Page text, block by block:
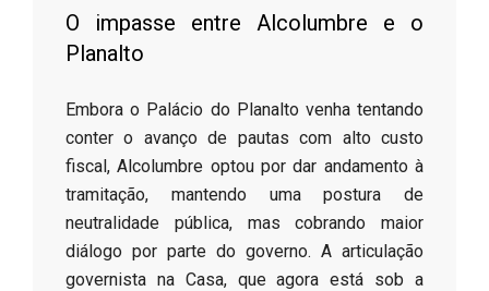
​O impasse entre Alcolumbre e o
Planalto
​Embora o Palácio do Planalto venha tentando
conter o avanço de pautas com alto custo
fiscal, Alcolumbre optou por dar andamento à
tramitação, mantendo uma postura de
neutralidade pública, mas cobrando maior
diálogo por parte do governo. A articulação
governista na Casa, que agora está sob a